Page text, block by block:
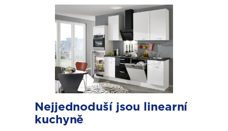
Nejjednoduší jsou linearní
kuchyně